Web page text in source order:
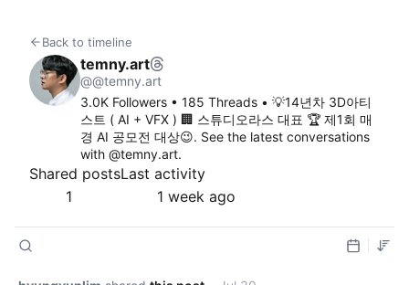
Back to timeline
temny.art
@@temny.art
3.0K Followers • 185 Threads • 💡14년차 3D아티
스트 ( AI + VFX ) 🏢 스튜디오라스 대표 🏆 제1회 매
경 AI 공모전 대상😉. See the latest conversations
with @temny.art.
Shared posts
1
Last activity
1 week ago
Author posts